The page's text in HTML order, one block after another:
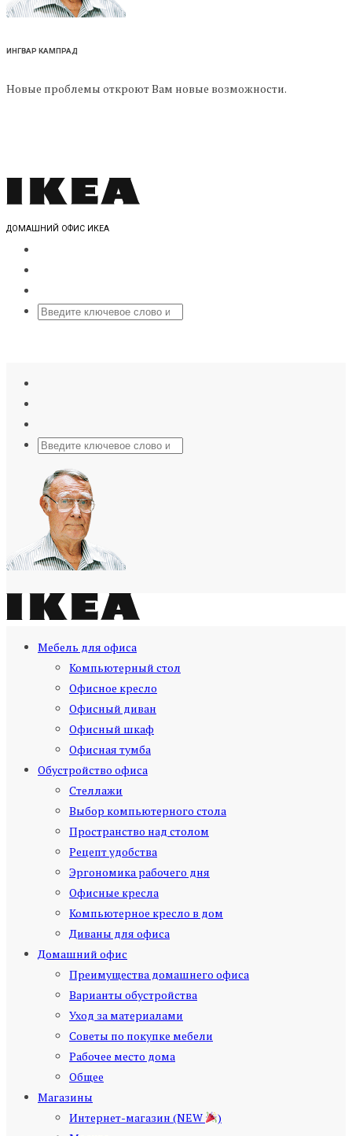
ИНГВАР КАМПРАД
Новые проблемы откроют Вам новые возможности.
ДОМАШНИЙ ОФИС ИКЕА
Мебель для офиса
Компьютерный стол
Офисное кресло
Офисный диван
Офисный шкаф
Офисная тумба
Обустройство офиса
Стеллажи
Выбор компьютерного стола
Пространство над столом
Рецепт удобства
Эргономика рабочего дня
Офисные кресла
Компьютерное кресло в дом
Диваны для офиса
Домашний офис
Преимущества домашнего офиса
Варианты обустройства
Уход за материалами
Советы по покупке мебели
Рабочее место дома
Общее
Магазины
Интернет-магазин (NEW
)